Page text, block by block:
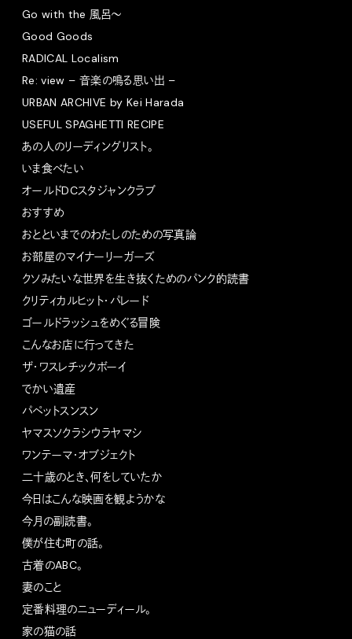
Go with the 風呂〜
Good Goods
RADICAL Localism
Re: view – 音楽の鳴る思い出 –
URBAN ARCHIVE by Kei Harada
USEFUL SPAGHETTI RECIPE
あの人のリーディングリスト。
いま食べたい
オールドDCスタジャンクラブ
おすすめ
おとといまでのわたしのための写真論
お部屋のマイナーリーガーズ
クソみたいな世界を生き抜くためのパンク的読書
クリティカルヒット・パレード
ゴールドラッシュをめぐる冒険
こんなお店に行ってきた
ザ・ワスレチックボーイ
でかい遺産
パペットスンスン
ヤマスソクラシウラヤマシ
ワンテーマ・オブジェクト
二十歳のとき、何をしていたか
今日はこんな映画を観ようかな
今月の副読書。
僕が住む町の話。
古着のABC。
妻のこと
定番料理のニューディール。
家の猫の話